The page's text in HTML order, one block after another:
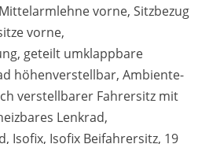
vorne, Sitzbezug
vorne,
geteilt umklappbare
höhenverstellbar, Ambiente-
verstellbarer Fahrersitz mit
Lenkrad,
Isofix, Isofix Beifahrersitz, 19